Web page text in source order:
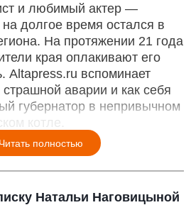
и любимый актер —
долгое время остался в
На протяжении 21 года
края оплакивают его
Altapress.ru вспоминает
страшной аварии и как себя
губернатор в непривычном
котле.
Читать полностью
Натальи Наговицыной